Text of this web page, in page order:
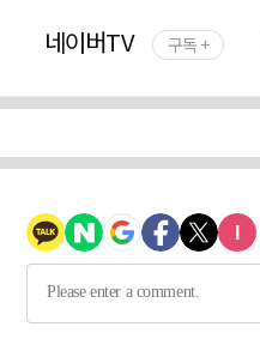
네이버TV 구독 +